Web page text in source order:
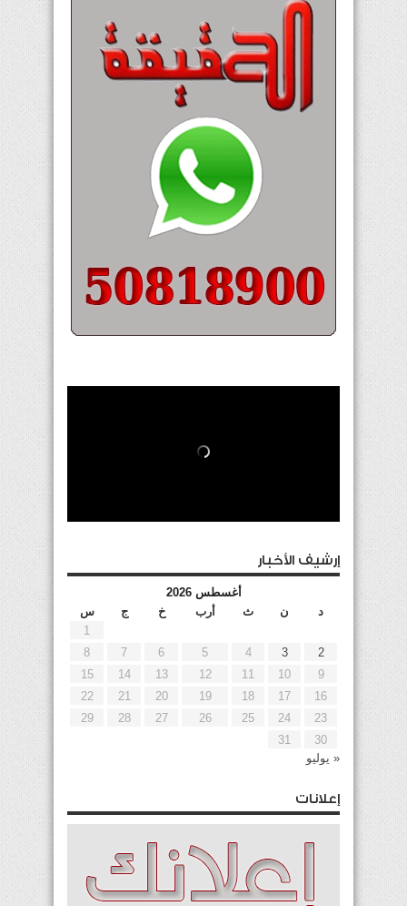
إرشيف الأخبار
أغسطس 2026
د
ن ث أرب خ ج
س
1
2
3
4
5
6
7
8
9
10
11
12
13
14
15
16
17
18
19
20
21
22
23
24
25
26
27
28
29
30
31
« يوليو
إعلانات